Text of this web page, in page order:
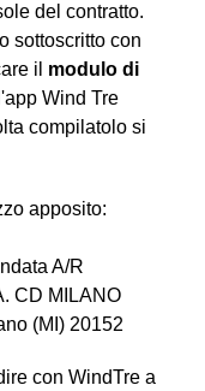
del contratto.
sottoscritto con
il modulo di
Wind Tre
compilatolo si
apposito:
A/R
CD MILANO
(MI) 20152
con WindTre a